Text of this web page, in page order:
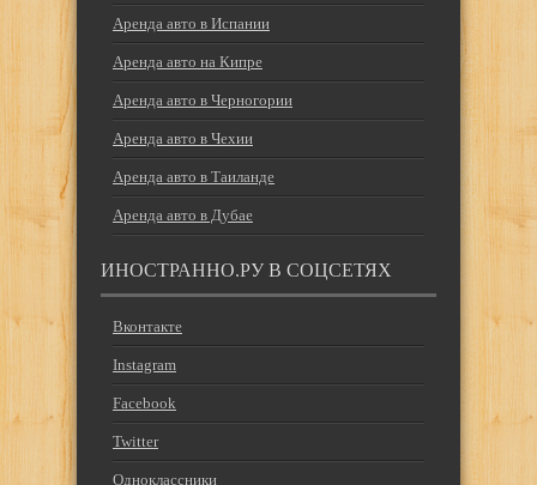
Аренда авто в Испании
Аренда авто на Кипре
Аренда авто в Черногории
Аренда авто в Чехии
Аренда авто в Таиланде
Аренда авто в Дубае
ИНОСТРАННО.РУ В СОЦСЕТЯХ
Вконтакте
Instagram
Facebook
Twitter
Одноклассники